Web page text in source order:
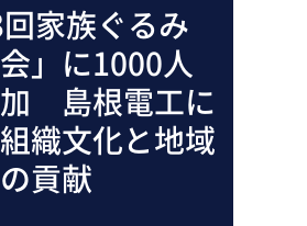
回家族ぐるみ
」に1000人
島根電工に
織文化と地域
貢献